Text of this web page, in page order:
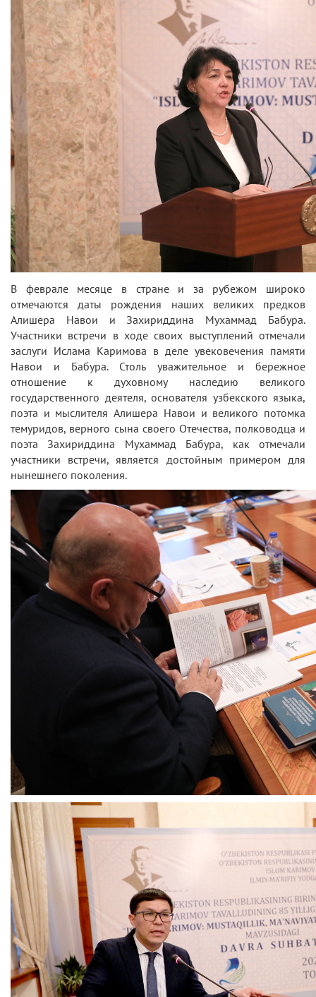
В феврале месяце в стране и за рубежом широко
отмечаются даты рождения наших великих предков
Алишера Навои и Захириддина Мухаммад Бабура.
Участники встречи в ходе своих выступлений отмечали
заслуги Ислама Каримова в деле увековечения памяти
Навои и Бабура. Столь уважительное и бережное
отношение к духовному наследию великого
государственного деятеля, основателя узбекского языка,
поэта и мыслителя Алишера Навои и великого потомка
темуридов, верного сына своего Отечества, полководца и
поэта Захириддина Мухаммад Бабура, как отмечали
участники встречи, является достойным примером для
нынешнего поколения.